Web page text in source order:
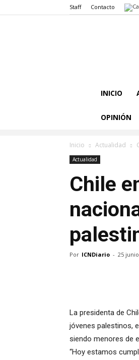
Staff Contacto
INICIO
OPINIÓN
Inicio Actualidad
Actualidad
Chile
Por ICNDiario - 25
La presidenta de
jóvenes palestinos,
siendo menores de
“Hoy estamos